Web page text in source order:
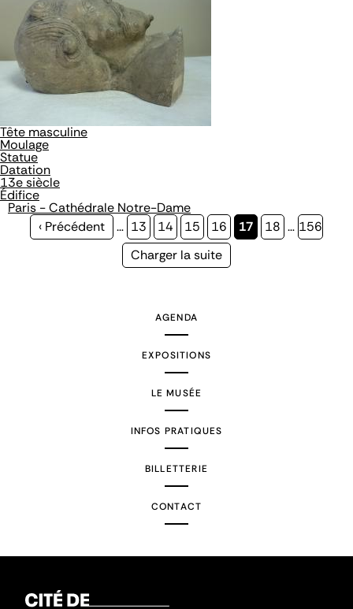
Tête masculine
Moulage
Statue
Datation
13e siècle
Édifice
Paris - Cathédrale Notre-Dame
Page
‹ Précédent … Page
13 Page
14 Page
15 Page
16
Page
17 Page
18 … Page
156
Page
Charger la suite
AGENDA
EXPOSITIONS
LE MUSÉE
INFOS PRATIQUES
BILLETTERIE
CONTACT